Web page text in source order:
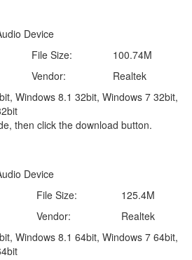
Device
File Size:
100.74M
Vendor:
Realtek
Windows 8.1 32bit, Windows 7 32bit,
then click the download button.
Device
File Size:
125.4M
Vendor:
Realtek
Windows 8.1 64bit, Windows 7 64bit,